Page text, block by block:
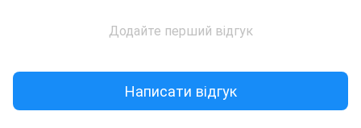
Додайте перший відгук
Написати відгук